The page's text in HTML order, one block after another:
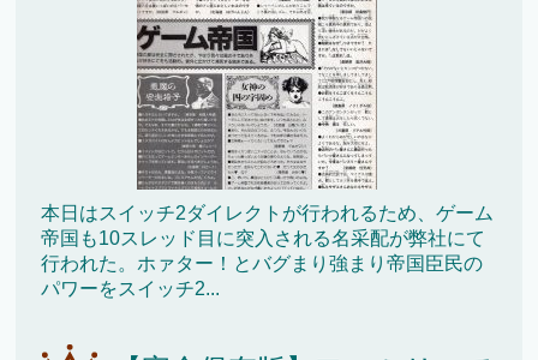
本日はスイッチ2ダイレクトが行われるため、ゲーム
帝国も10スレッド目に突入される名采配が弊社にて
行われた。ホァター！とバグまり強まり帝国臣民の
パワーをスイッチ2...